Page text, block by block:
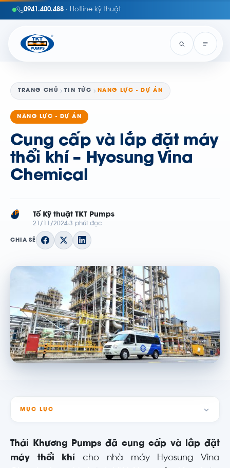
0941.400.488 · Hotline kỹ thuật
TRANG CHỦ TIN TỨC NĂNG LỰC - DỰ ÁN
NĂNG LỰC - DỰ ÁN
Cung cấp và lắp đặt máy
thổi khí – Hyosung Vina
Chemical
TP Tổ Kỹ thuật TKT Pumps
21/11/2024 3 phút đọc
CHIA SẺ
MỤC LỤC
Thái Khương Pumps đã cung cấp và lắp đặt
máy thổi khí cho nhà máy Hyosung Vina